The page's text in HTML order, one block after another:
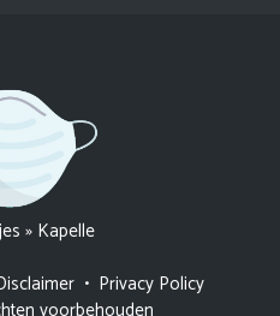
» Kapelle
• Privacy Policy